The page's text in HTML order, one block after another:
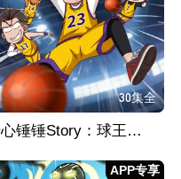
30集全
开心锤锤Story：球王归来
APP专享